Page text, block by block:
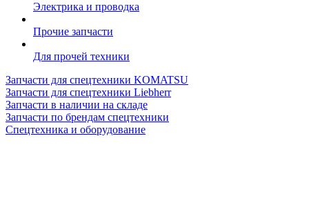
Электрика и проводка
Прочие запчасти
Для прочей техники
Запчасти для спецтехники KOMATSU
Запчасти для спецтехники Liebherr
Запчасти в наличии на складе
Запчасти по брендам спецтехники
Спецтехника и оборудование